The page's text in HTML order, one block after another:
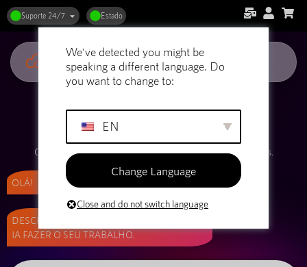
Suporte 24/7 Estado
GERADOR DE NOMES DE
DOMÍNIO AI
Gere um nome de domínio com IA e registe-o em segundos.
OLÁ!
DESCREVA A SUA IDEIA ABAIXO E DEIXE A
IA FAZER O SEU TRABALHO.
We've detected you might be
speaking a different language. Do
you want to change to:
EN
Change Language
Close and do not switch language